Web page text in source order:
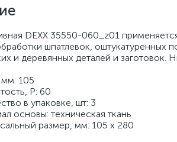
DEXX 35550-060_z01
шпатлевок, оштукатуренных
и деревянных деталей и заготовок.
105
P: 60
в упаковке, шт: 3
основы: техническая ткань
размер, мм: 105 х 280